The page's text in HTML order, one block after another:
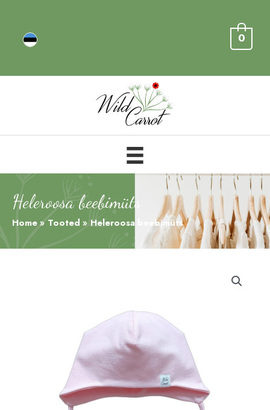
0
Heleroosa beebimüts
Home Tooted Heleroosa beebimüts